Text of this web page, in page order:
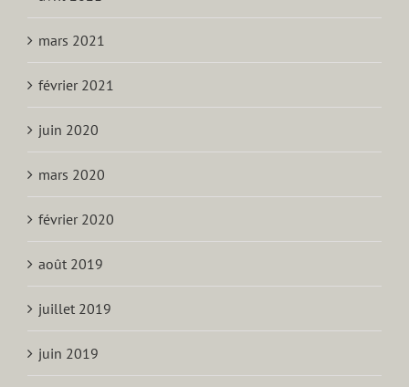
mars 2021
février 2021
juin 2020
mars 2020
février 2020
août 2019
juillet 2019
juin 2019